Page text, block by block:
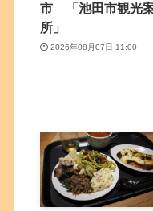
市 「池田市観光
所」
2026年08月07日 11:00